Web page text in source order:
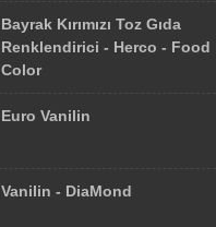
Bayrak Kırımızı Toz Gıda
Renklendirici - Herco - Food
Color
Euro Vanilin
Vanilin - DiaMond